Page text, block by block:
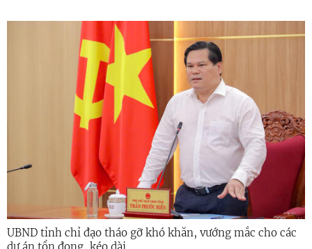
UBND tỉnh chỉ đạo tháo gỡ khó khăn, vướng mắc cho các